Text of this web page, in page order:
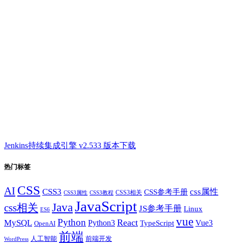
Jenkins持续集成引擎 v2.533 版本下载
热门标签
AI CSS CSS3 CSS3属性 CSS3教程 CSS3相关 CSS参考手册 css属性
css相关 ES6 JavaJavaScript JS参考手册 Linux
MySQL OpenAI Python Python3 React TypeScript vue Vue3
WordPress 人工智能 前端 前端开发